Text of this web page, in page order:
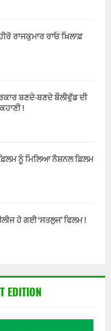
ਰਾਜਕੁਮਾਰ ਰਾਓ ਖ਼ਿਲਾਫ਼
ਬਣਦੇ-ਬਣਦੇ ਬੌਲੀਵੁੱਡ ਦੀ
!
ਨੂੰ ਮਿਲਿਆ ਨੈਸ਼ਨਲ ਫ਼ਿਲਮ
ਹੋ ਗਈ ‘ਸਤਲੁਜ’ ਫਿਲਮ !
EDITION